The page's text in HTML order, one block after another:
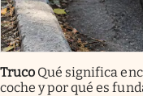
Truco Qué significa
coche y por qué es